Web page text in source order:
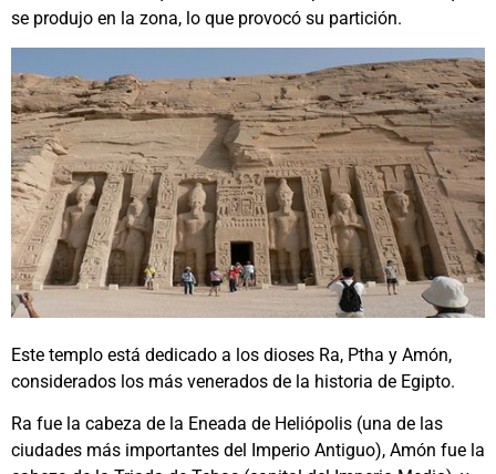
se produjo en la zona, lo que provocó su partición.
Este templo está dedicado a los dioses Ra, Ptha y Amón,
considerados los más venerados de la historia de Egipto.
Ra fue la cabeza de la Eneada de Heliópolis (una de las
ciudades más importantes del Imperio Antiguo), Amón fue la